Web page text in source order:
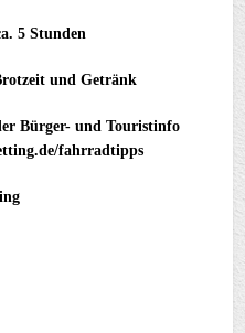
5 Stunden
und Getränk
Bürger- und Touristinfo
fahrradtipps